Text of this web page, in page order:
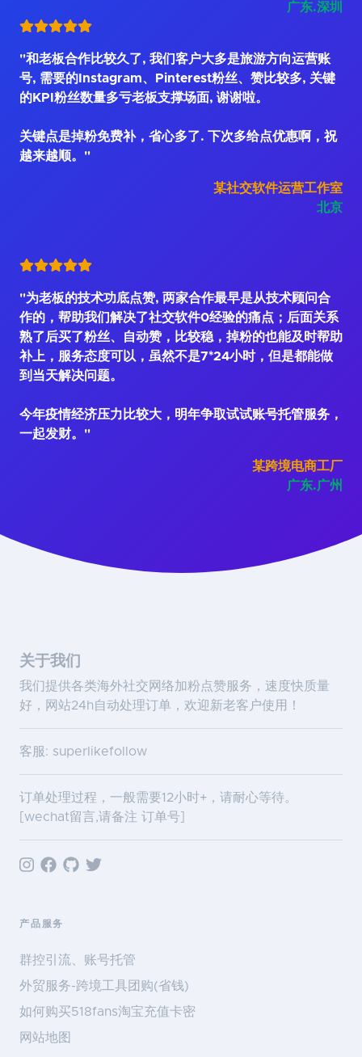
广东.深圳
"和老板合作比较久了, 我们客户大多是旅游方向运营账
号, 需要的Instagram、Pinterest粉丝、赞比较多, 关键
的KPI粉丝数量多亏老板支撑场面, 谢谢啦。
关键点是掉粉免费补，省心多了. 下次多给点优惠啊，祝
越来越顺。"
某社交软件运营工作室
北京
"为老板的技术功底点赞, 两家合作最早是从技术顾问合
作的，帮助我们解决了社交软件0经验的痛点；后面关系
熟了后买了粉丝、自动赞，比较稳，掉粉的也能及时帮助
补上，服务态度可以，虽然不是7*24小时，但是都能做
到当天解决问题。
今年疫情经济压力比较大，明年争取试试账号托管服务，
一起发财。"
某跨境电商工厂
广东.广州
关于我们
我们提供各类海外社交网络加粉点赞服务，速度快质量
好，网站24h自动处理订单，欢迎新老客户使用！
客服: superlikefollow
订单处理过程，一般需要12小时+，请耐心等待。
[wechat留言,请备注 订单号]
产品服务
群控引流、账号托管
外贸服务-跨境工具团购(省钱)
如何购买518fans淘宝充值卡密
网站地图